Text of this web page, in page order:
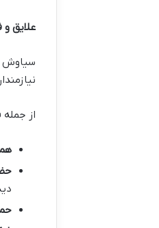
علایق
سیاوش
از